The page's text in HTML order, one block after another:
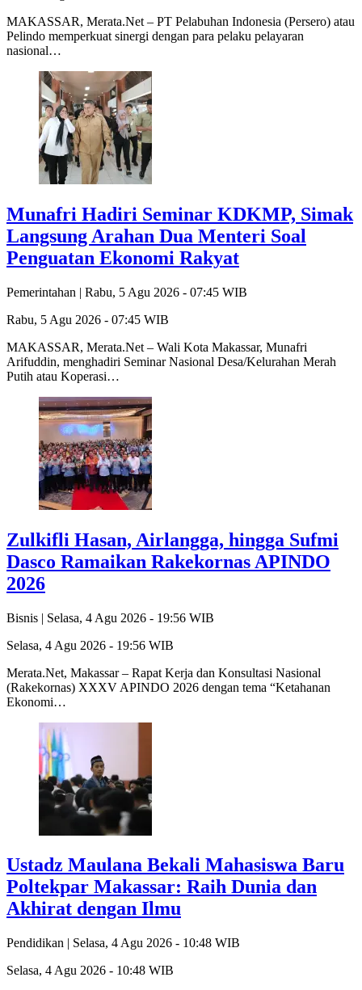
MAKASSAR, Merata.Net – PT Pelabuhan Indonesia (Persero) atau
Pelindo memperkuat sinergi dengan para pelaku pelayaran
nasional…
Munafri Hadiri Seminar KDKMP, Simak
Langsung Arahan Dua Menteri Soal
Penguatan Ekonomi Rakyat
Pemerintahan | Rabu, 5 Agu 2026 - 07:45 WIB
Rabu, 5 Agu 2026 - 07:45 WIB
MAKASSAR, Merata.Net – Wali Kota Makassar, Munafri
Arifuddin, menghadiri Seminar Nasional Desa/Kelurahan Merah
Putih atau Koperasi…
Zulkifli Hasan, Airlangga, hingga Sufmi
Dasco Ramaikan Rakekornas APINDO
2026
Bisnis | Selasa, 4 Agu 2026 - 19:56 WIB
Selasa, 4 Agu 2026 - 19:56 WIB
Merata.Net, Makassar – Rapat Kerja dan Konsultasi Nasional
(Rakekornas) XXXV APINDO 2026 dengan tema “Ketahanan
Ekonomi…
Ustadz Maulana Bekali Mahasiswa Baru
Poltekpar Makassar: Raih Dunia dan
Akhirat dengan Ilmu
Pendidikan | Selasa, 4 Agu 2026 - 10:48 WIB
Selasa, 4 Agu 2026 - 10:48 WIB